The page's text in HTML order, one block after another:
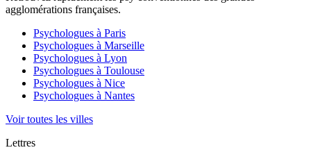
agglomérations françaises.
Psychologues à Paris
Psychologues à Marseille
Psychologues à Lyon
Psychologues à Toulouse
Psychologues à Nice
Psychologues à Nantes
Voir toutes les villes
Lettres